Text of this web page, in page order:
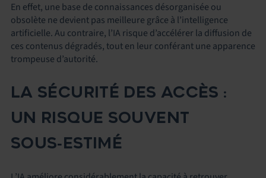
En effet, une base de connaissances désorganisée ou
obsolète ne devient pas meilleure grâce à l’intelligence
artificielle. Au contraire, l’IA risque d’accélérer la diffusion de
ces contenus dégradés, tout en leur conférant une apparence
trompeuse d’autorité.
LA SÉCURITÉ DES ACCÈS :
UN RISQUE SOUVENT
SOUS‑ESTIMÉ